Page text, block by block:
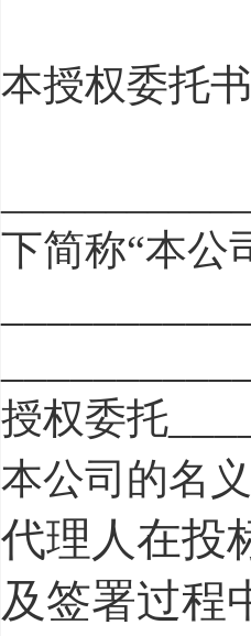
本授权委托
下简称“本公
授权委托
本公司的名
代理人在投
及签署过程